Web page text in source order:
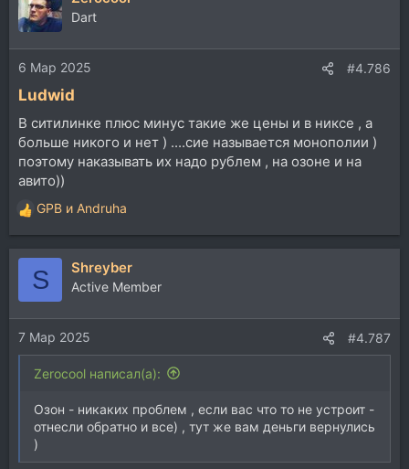
Dart
6 Мар 2025 #4.786
Ludwid
В ситилинке плюс минус такие же цены и в никсе , а
больше никого и нет ) ....сие называется монополии )
поэтому наказывать их надо рублем , на озоне и на
авито))
Р
е
а
и
и
:
GPB и Andruha
S Shreyber
Active Member
7 Мар 2025 #4.787
Zerocool написал(а):
Озон - никаких проблем , если вас что то не устроит -
отнесли обратно и все) , тут же вам деньги вернулись
)